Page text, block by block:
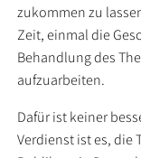
zukommen zu
Zeit, einmal die
Behandlung des
aufzuarbeiten.
Dafür ist keiner
Verdienst ist es, die